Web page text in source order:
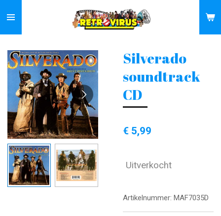
direct
naar
hoofdinhoud
Silverado
soundtrack
CD
€ 5,99
Uitverkocht
Artikelnummer: MAF7035D